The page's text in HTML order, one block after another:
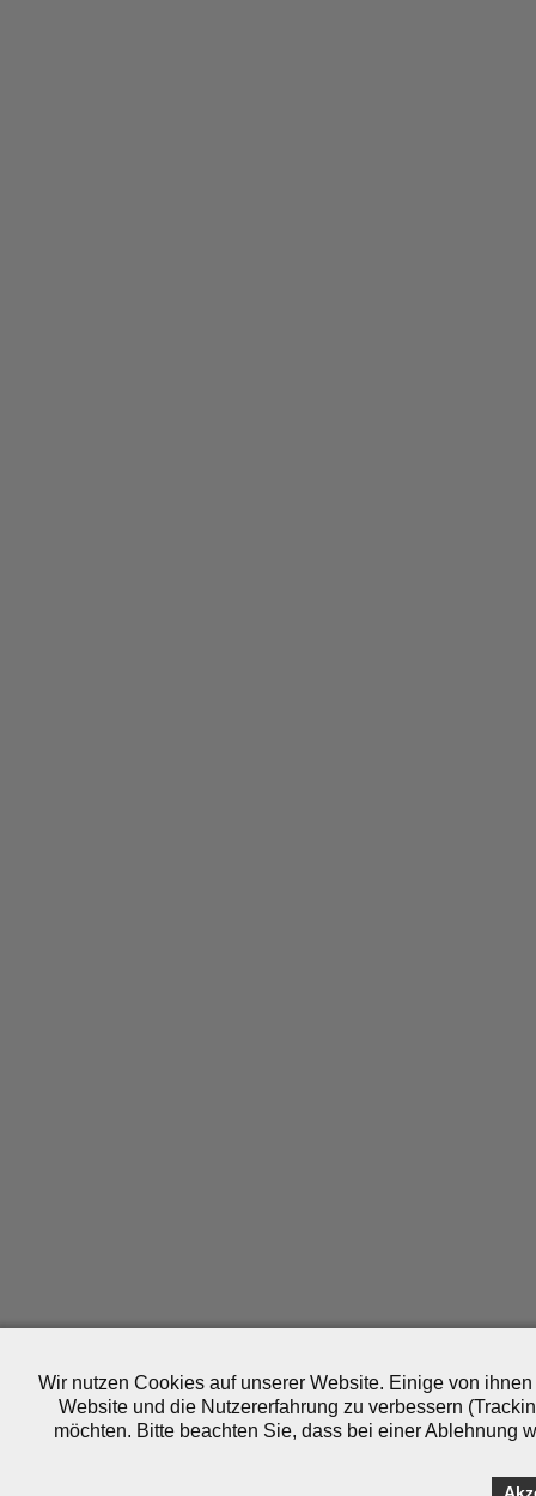
Wir nutzen Cookies auf unserer Website. Einige von
Website und die Nutzererfahrung zu verbessern
möchten. Bitte beachten Sie, dass bei einer Ablehnung